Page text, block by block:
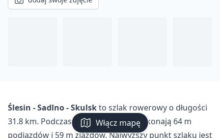
Włącz mapę
Ślesin - Sadlno - Skulskto szlak rowerowy o długości
31.8 km. Podczas trasy rowerzyści pokonają 64 m
podjazdów i 59 m zjazdów. Najwyższy punkt szlaku jest